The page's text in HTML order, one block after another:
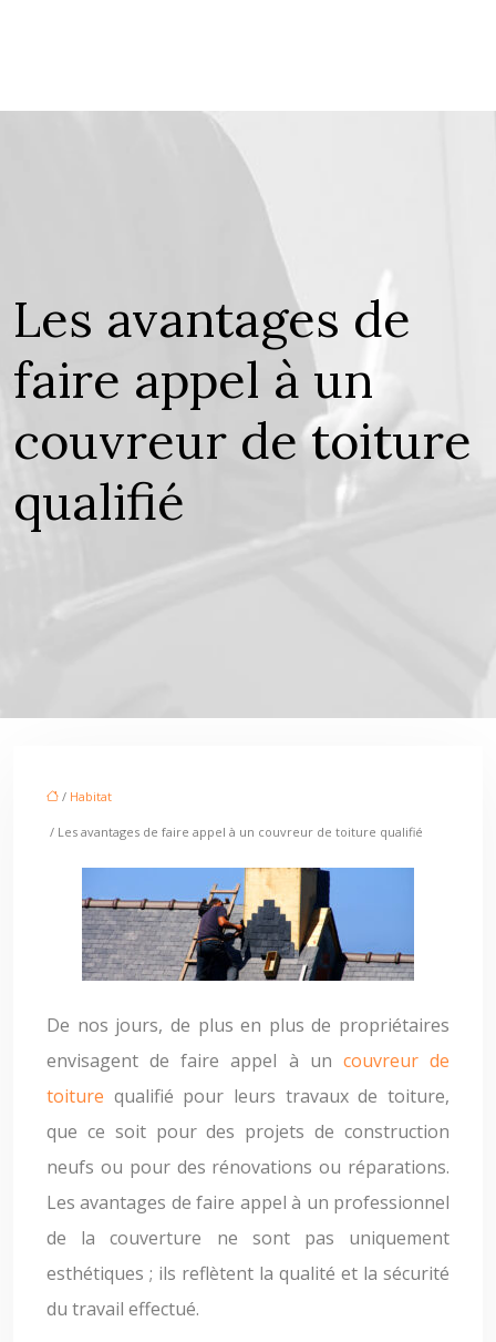
Les avantages de
faire appel à un
couvreur de toiture
qualifié
/ Habitat
/ Les avantages de faire appel à un couvreur de toiture qualifié
De nos jours, de plus en plus de propriétaires
envisagent de faire appel à un couvreur de
toiture qualifié pour leurs travaux de toiture,
que ce soit pour des projets de construction
neufs ou pour des rénovations ou réparations.
Les avantages de faire appel à un professionnel
de la couverture ne sont pas uniquement
esthétiques ; ils reflètent la qualité et la sécurité
du travail effectué.